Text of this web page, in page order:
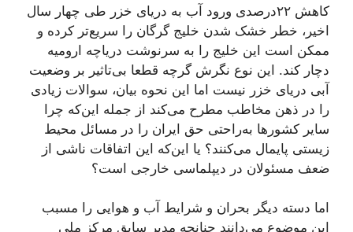
کاهش ۲۲درصدی ورود آب به دریای خزر طی چهار سال
اخیر، خطر خشک شدن خلیج گرگان را سریع‌تر کرده و
ممکن است این خلیج را به سرنوشت دریاچه ارومیه
دچار کند. این نوع نگرش گرچه قطعا بی‌تاثیر بر وضعیت
آبی دریای خزر نیست اما این نحوه بیان، سوالات زیادی
را در ذهن مخاطب مطرح می‌کند از جمله این‌که چرا
سایر کشور‌ها به‌راحتی حق ایران را در مسائل محیط
زیستی پایمال می‌کنند؟ یا این‌که این اتفاقات ناشی از
ضعف مسئولان در دیپلماسی خارجی است؟
اما دسته دیگر بحران و شرایط آب و هوایی را مسبب
این موضوع می‌دانند چنانچه مدیر سابق مرکز ملی